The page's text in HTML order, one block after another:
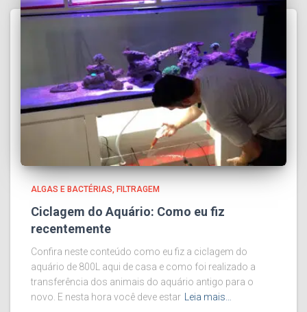
ALGAS E BACTÉRIAS FILTRAGEM
Ciclagem do Aquário: Como eu fiz
recentemente
Confira neste conteúdo como eu fiz a ciclagem do
aquário de 800L aqui de casa e como foi realizado a
transferência dos animais do aquário antigo para o
novo. E nesta hora você deve estar
Leia mais…